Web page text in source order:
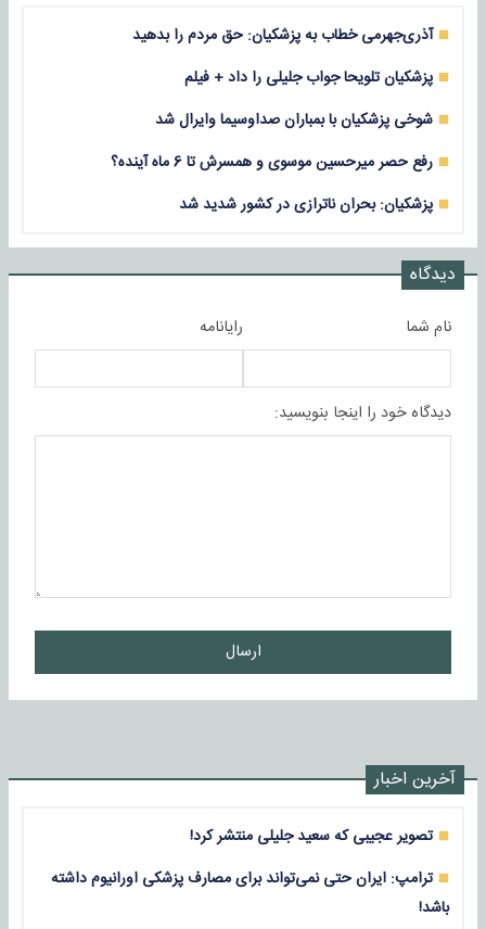
آذری‌جهرمی خطاب به پزشکیان: حق مردم را بدهید
پزشکیان تلویحا جواب جلیلی را داد + فیلم
شوخی پزشکیان با بمباران صداوسیما وایرال شد
رفع حصر میرحسین موسوی و همسرش تا 6 ماه آینده؟
پزشکیان: بحران ناترازی در کشور شدید شد
دیدگاه
نام شما رایانامه
دیدگاه خود را اینجا بنویسید:
ارسال
آخرین اخبار
تصویر عجیبی که سعید جلیلی منتشر کرد!
ترامپ: ایران حتی نمی‌تواند برای مصارف پزشکی اورانیوم داشته
باشد!